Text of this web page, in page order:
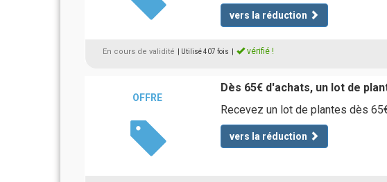
vers la réduction
En cours de validité | Utilisé 407 fois vérifié !
OFFRE
Dès 65€ d'achats, un lot de
Recevez un lot de plantes dès
vers la réduction